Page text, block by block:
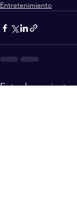
Entretenimiento
Entradas recientes